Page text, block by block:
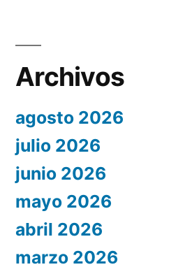
Archivos
agosto 2026
julio 2026
junio 2026
mayo 2026
abril 2026
marzo 2026